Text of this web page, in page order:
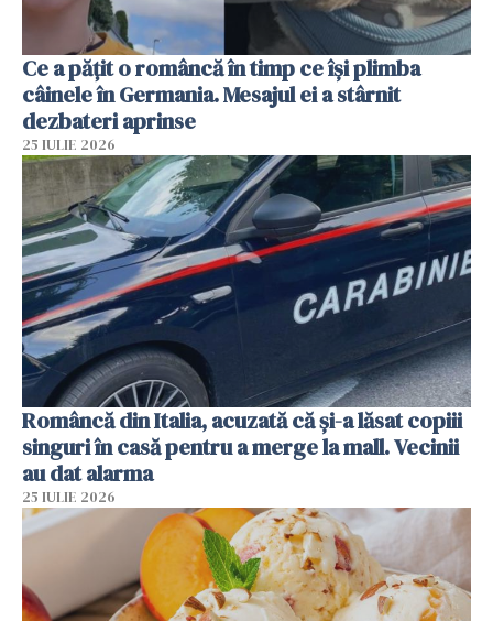
Ce a pățit o româncă în timp ce își plimba
câinele în Germania. Mesajul ei a stârnit
dezbateri aprinse
25 IULIE 2026
Româncă din Italia, acuzată că și-a lăsat copiii
singuri în casă pentru a merge la mall. Vecinii
au dat alarma
25 IULIE 2026